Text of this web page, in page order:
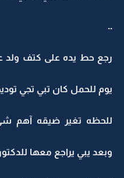
..
رجع حط يده على كتف
يوم للحمل كان تبي تجي
للحظه تغير ضيقه آهم
وبعد يبي يراجع معها